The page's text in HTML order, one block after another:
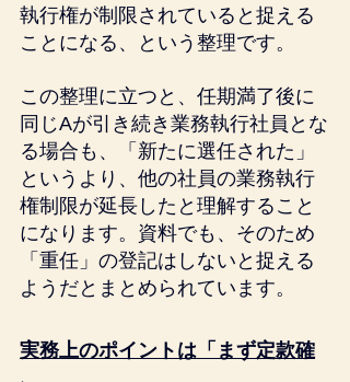
執行権が制限されていると捉える
ことになる、という整理です。
この整理に立つと、任期満了後に
同じAが引き続き業務執行社員とな
る場合も、「新たに選任された」
というより、他の社員の業務執行
権制限が延長したと理解すること
になります。資料でも、そのため
「重任」の登記はしないと捉える
ようだとまとめられています。
実務上のポイントは「まず定款確